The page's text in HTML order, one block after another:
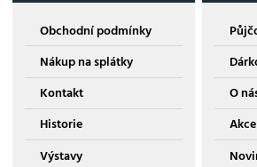
Obchodní podmínky
Nákup na splátky
Kontakt
Historie
Výstavy
O